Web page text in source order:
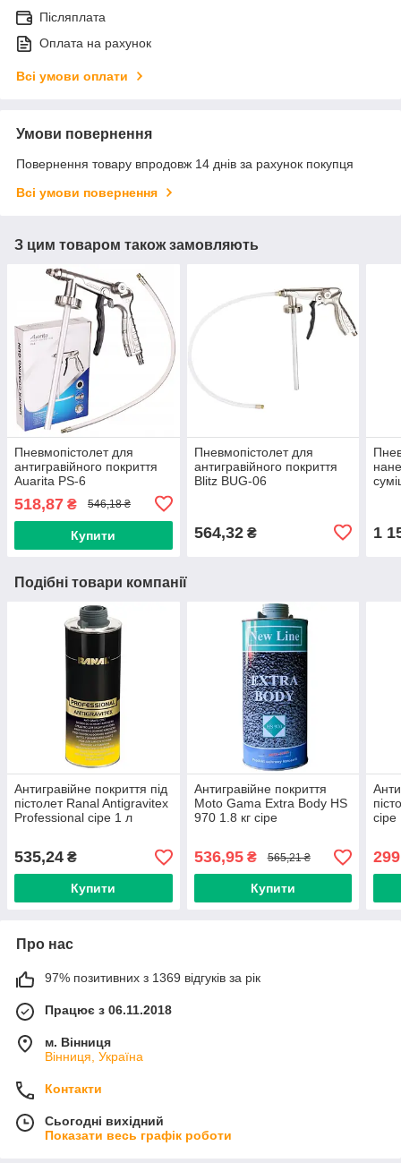
Післяплата
Оплата на рахунок
Всі умови оплати
Умови повернення
Повернення товару впродовж 14 днів за рахунок покупця
Всі умови повернення
З цим товаром також замовляють
Пневмопістолет для
антигравійного покриття
Auarita PS-6
518,87 ₴ 546,18 ₴
Купити
Пневмопістолет для
антигравійного покриття
Blitz BUG-06
564,32₴ 1
Подібні товари компанії
Антигравійне покриття під
пістолет Ranal Antigravitex
Professional сіре 1 л
535,24 ₴
Купити
Антигравійне покриття
Moto Gama Extra Body HS
970 1.8 кг сіре
536,95₴ 565,21 ₴
Купити
сіре
Про нас
97% позитивних з 1369 відгуків за рік
Працює з 06.11.2018
м. Вінниця
Вінниця, Україна
Контакти
Сьогодні вихідний
Показати весь графік роботи